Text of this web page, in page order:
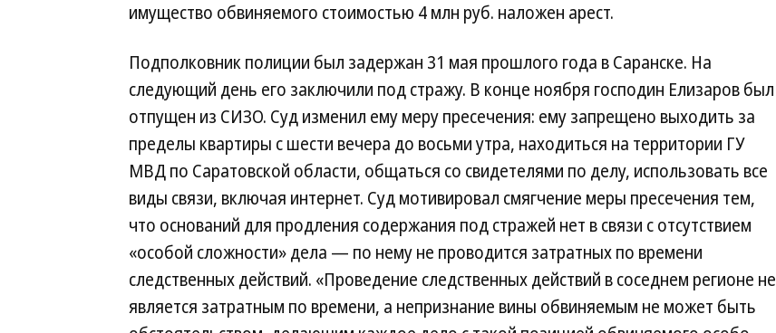
имущество обвиняемого стоимостью 4 млн руб. наложен арест.
Подполковник полиции был задержан 31 мая прошлого года в Саранске. На
следующий день его заключили под стражу. В конце ноября господин Елизаров был
отпущен из СИЗО. Суд изменил ему меру пресечения: ему запрещено выходить за
пределы квартиры с шести вечера до восьми утра, находиться на территории ГУ
МВД по Саратовской области, общаться со свидетелями по делу, использовать все
виды связи, включая интернет. Суд мотивировал смягчение меры пресечения тем,
что оснований для продления содержания под стражей нет в связи с отсутствием
«особой сложности» дела — по нему не проводится затратных по времени
следственных действий. «Проведение следственных действий в соседнем регионе не
является затратным по времени, а непризнание вины обвиняемым не может быть